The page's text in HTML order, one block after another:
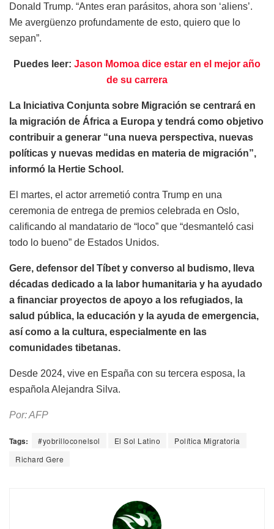
Donald Trump. “Antes eran parásitos, ahora son ‘aliens’.
Me avergüenzo profundamente de esto, quiero que lo
sepan”.
Puedes leer: Jason Momoa dice estar en el mejor año
de su carrera
La Iniciativa Conjunta sobre Migración se centrará en
la migración de África a Europa y tendrá como objetivo
contribuir a generar “una nueva perspectiva, nuevas
políticas y nuevas medidas en materia de migración”,
informó la Hertie School.
El martes, el actor arremetió contra Trump en una
ceremonia de entrega de premios celebrada en Oslo,
calificando al mandatario de “loco” que “desmanteló casi
todo lo bueno” de Estados Unidos.
Gere, defensor del Tíbet y converso al budismo, lleva
décadas dedicado a la labor humanitaria y ha ayudado
a financiar proyectos de apoyo a los refugiados, la
salud pública, la educación y la ayuda de emergencia,
así como a la cultura, especialmente en las
comunidades tibetanas.
Desde 2024, vive en España con su tercera esposa, la
española Alejandra Silva.
Por: AFP
Tags: #yobrilloconelsol El Sol Latino
Política Migratoria
Richard Gere